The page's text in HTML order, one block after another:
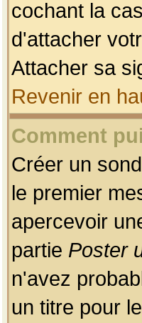
cochant la
d'attacher
Attacher sa
Revenir en
Comment
Créer un
le premier
apercevoir
partie Poster
n'avez
un titre pour